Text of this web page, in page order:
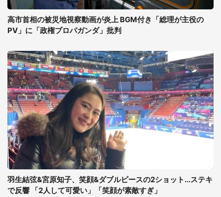
高市首相の被災地視察動画が炎上 BGM付き「総理が主役の
PV」に「政権プロパガンダ」批判
羽生結弦&宮原知子、笑顔&ダブルピースの2ショット...ステキ
で反響 「2人して可愛い」「笑顔が素敵すぎ」